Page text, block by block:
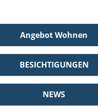
Angebot Wohnen
BESICHTIGUNGEN
NEWS